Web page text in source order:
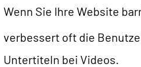
Wenn Sie Ihre Website
verbessert oft die
Untertiteln bei Videos.